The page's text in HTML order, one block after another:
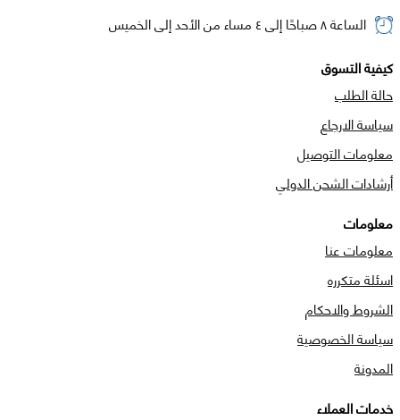
الساعة ٨ صباحًا إلى ٤ مساء من الأحد إلى الخميس
كيفية التسوق
حالة الطلب
سياسة الارجاع
معلومات التوصيل
أرشادات الشحن الدولي
معلومات
معلومات عنا
اسئلة متكرره
الشروط والاحكام
سياسة الخصوصية
المدونة
خدمات العملاء